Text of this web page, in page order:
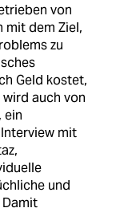
von
mit dem Ziel,
zu
Geld kostet,
wird auch von
ein
mit
und